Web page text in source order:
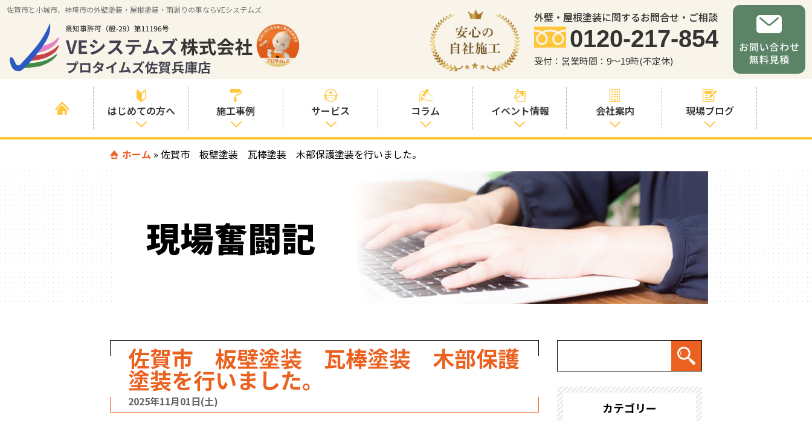
佐賀市と小城市、神埼市の外壁塗装・屋根塗装・雨漏りの事ならVEシステムズ
外壁・屋根塗装に関するお問合せ・ご相談
0120-217-854
受付：営業時間：9～19時(不定休)
はじめての方へ
はじめて外壁塗
いる方へ
喜んでいただけ
る３つの理由
施工事例
すべての事例
例
色の事例
サービス
塗装プランと価
お客様との交流
を大切に
見積書の見方
コラム
社長コラム
塗装コラム
塗料コラム
イベント情報 会社案内
職人・スタッフ
紹介
お問い合わせか
らの流れ
求人情報
現場ブログ
ホーム » 佐賀市 板壁塗装 瓦棒塗装 木部保護塗装を行いました。
現場奮闘記
佐賀市 板壁塗装 瓦棒塗装 木部保護
塗装を行いました。
2025年11月01日(土) カテゴリー